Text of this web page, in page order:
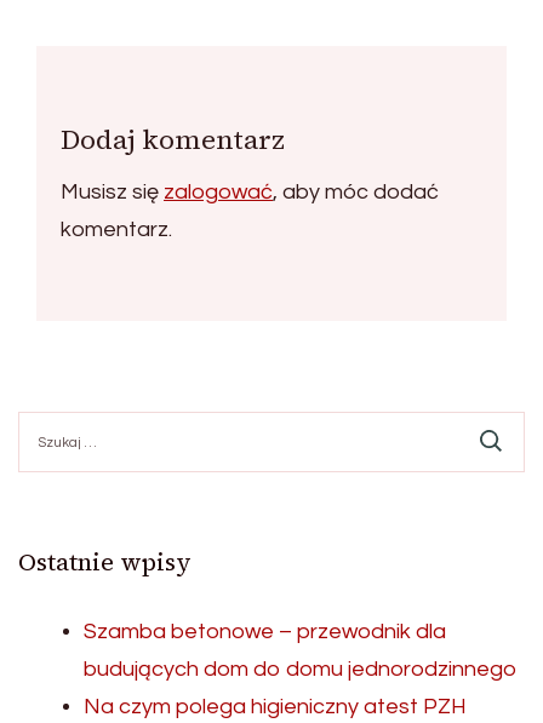
Dodaj komentarz
Musisz się zalogować, aby móc dodać
komentarz.
Ostatnie wpisy
Szamba betonowe – przewodnik dla
budujących dom do domu jednorodzinnego
Na czym polega higieniczny atest PZH